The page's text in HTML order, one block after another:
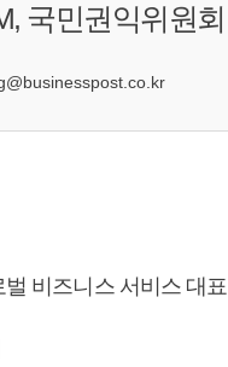
국민권익위원회
비즈니스 서비스 대표